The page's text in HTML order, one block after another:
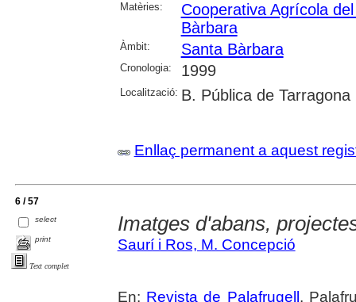
Matèries:
Cooperativa Agrícola
Bàrbara
Àmbit: Santa Bàrbara
Cronologia: 1999
Localització: B. Pública de Tarragona
Enllaç permanent a aquest
6 / 57
select
print
Text complet
Imatges d'abans,
Saurí i Ros, M. Concepció
En: Revista de Palafrugell.